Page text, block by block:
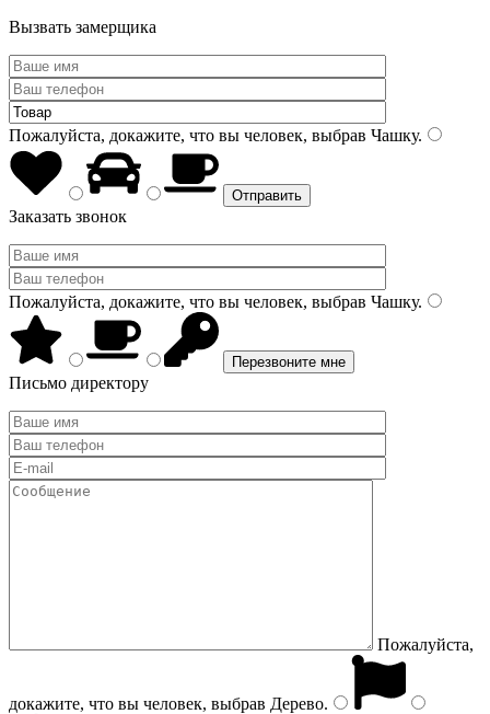
Вызвать замерщика
Пожалуйста, докажите, что вы человек, выбрав Чашку.
Заказать звонок
Пожалуйста, докажите, что вы человек, выбрав Чашку.
Письмо директору
Пожалуйста,
докажите, что вы человек, выбрав Дерево.